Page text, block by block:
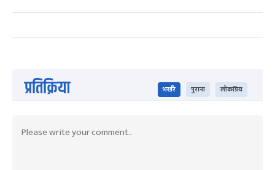
प्रतिक्रिया भर्खरै पुराना लोकप्रिय